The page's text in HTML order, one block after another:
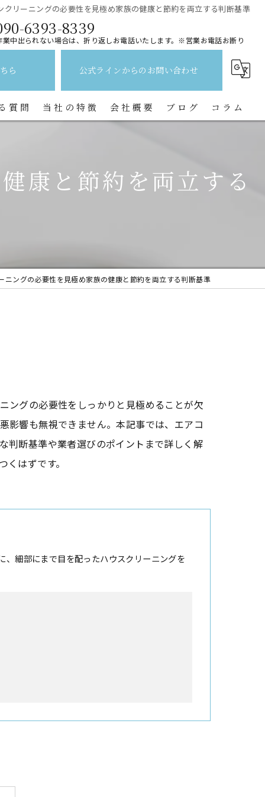
クリーニングの必要性を見極め家族の健康と節約を両立する判断基準
6393-8339
業中出られない場合は、折り返しお電話いたします。※営業お電話お断り
ら 公式ラインからのお問い合わせ
質問 当社の特徴
水回り
トイレ
会社概要 ブログ コラム
康と節約を両立する
ニングの必要性を見極め家族の健康と節約を両立する判断基準
ングの必要性をしっかりと見極めることが欠
影響も無視できません。本記事では、エアコ
判断基準や業者選びのポイントまで詳しく解
はずです。
細部にまで目を配ったハウスクリーニングを